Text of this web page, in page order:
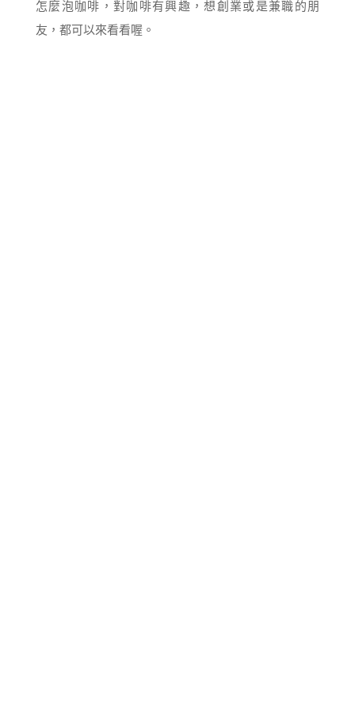
怎麼泡咖啡，對咖啡有興趣，想創業或是兼職的朋
友，都可以來看看喔。